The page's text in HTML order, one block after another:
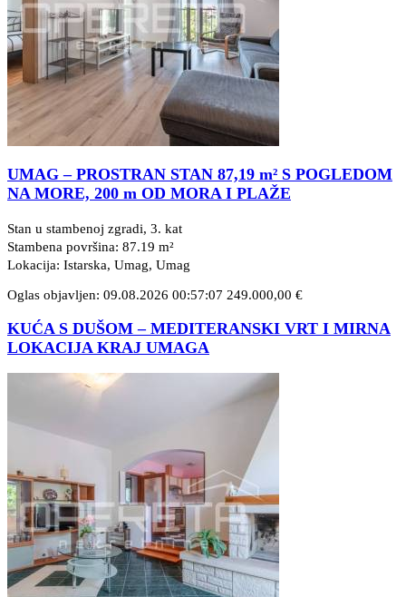
UMAG – PROSTRAN STAN 87,19 m² S POGLEDOM
NA MORE, 200 m OD MORA I PLAŽE
Stan u stambenoj zgradi, 3. kat
Stambena površina: 87.19 m²
Lokacija: Istarska, Umag, Umag
Oglas objavljen: 09.08.2026 00:57:07 249.000,00 €
KUĆA S DUŠOM – MEDITERANSKI VRT I MIRNA
LOKACIJA KRAJ UMAGA